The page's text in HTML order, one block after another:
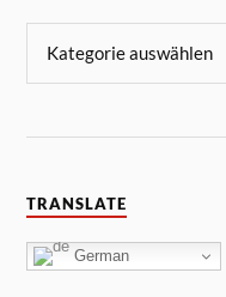
TRANSLATE
German